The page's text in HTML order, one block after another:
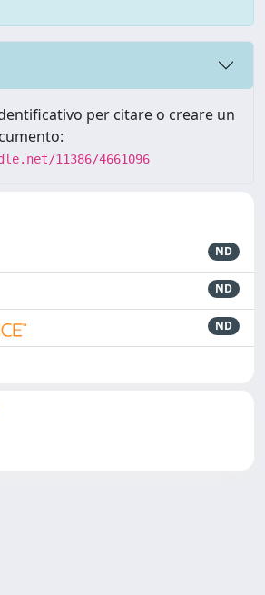
per citare o creare un
11386/4661096
ND
ND
ND